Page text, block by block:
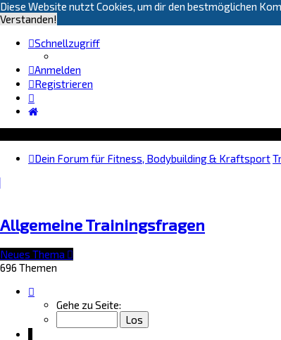
Diese Website nutzt Cookies, um dir den bestmöglichen
Verstanden!
Schnellzugriff
Anmelden
Registrieren
Dein Forum für Fitness, Bodybuilding & Kraftsport
Allgemeine Trainingsfragen
Neues Thema
696 Themen
von
Gehe zu Seite: